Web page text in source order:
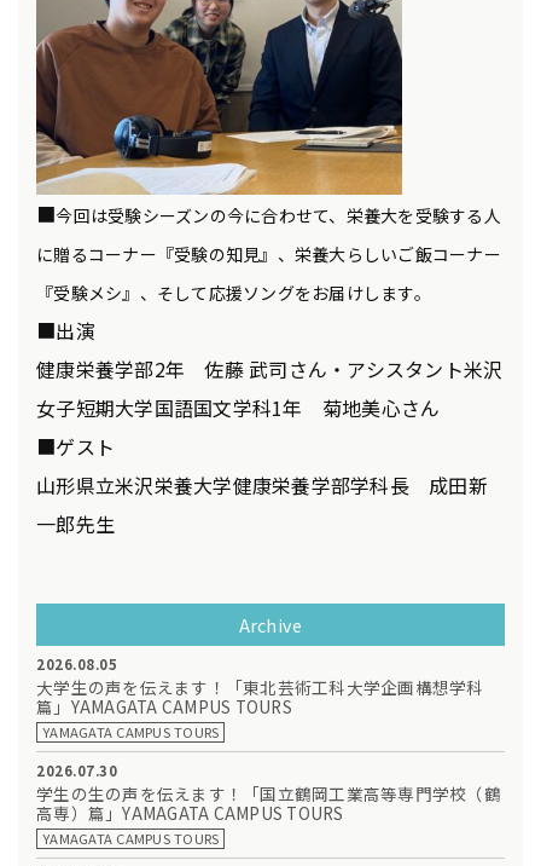
■今回は受験シーズンの今に合わせて、栄養大を受験する人
に贈るコーナー『受験の知見』、栄養大らしいご飯コーナー
『受験メシ』、そして応援ソングをお届けします。
■出演
健康栄養学部2年 佐藤 武司さん・アシスタント米沢
女子短期大学国語国文学科1年 菊地美心さん
■ゲスト
山形県立米沢栄養大学健康栄養学部学科長 成田新
一郎先生
Archive
2026.08.05
大学生の声を伝えます！「東北芸術工科大学企画構想学科
篇」YAMAGATA CAMPUS TOURS
YAMAGATA CAMPUS TOURS
2026.07.30
学生の生の声を伝えます！「国立鶴岡工業高等専門学校（鶴
高専）篇」YAMAGATA CAMPUS TOURS
YAMAGATA CAMPUS TOURS